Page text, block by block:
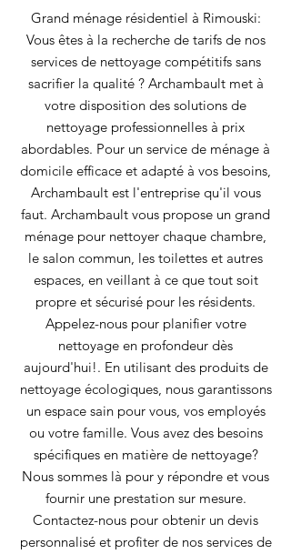
Grand ménage résidentiel à Rimouski:
Vous êtes à la recherche de tarifs de nos
services de nettoyage compétitifs sans
sacrifier la qualité ? Archambault met à
votre disposition des solutions de
nettoyage professionnelles à prix
abordables. Pour un service de ménage à
domicile efficace et adapté à vos besoins,
Archambault est l'entreprise qu'il vous
faut. Archambault vous propose un grand
ménage pour nettoyer chaque chambre,
le salon commun, les toilettes et autres
espaces, en veillant à ce que tout soit
propre et sécurisé pour les résidents.
Appelez-nous pour planifier votre
nettoyage en profondeur dès
aujourd'hui!. En utilisant des produits de
nettoyage écologiques, nous garantissons
un espace sain pour vous, vos employés
ou votre famille. Vous avez des besoins
spécifiques en matière de nettoyage?
Nous sommes là pour y répondre et vous
fournir une prestation sur mesure.
Contactez-nous pour obtenir un devis
personnalisé et profiter de nos services de